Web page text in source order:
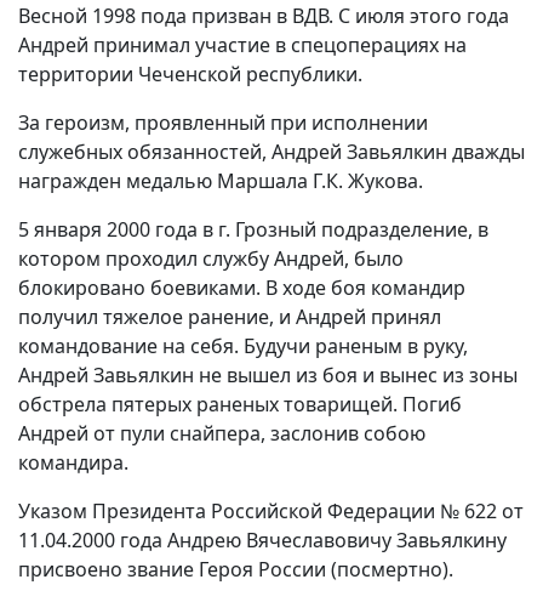
Весной 1998 пода призван в ВДВ. С июля этого года
Андрей принимал участие в спецоперациях на
территории Чеченской республики.
За героизм, проявленный при исполнении
служебных обязанностей, Андрей Завьялкин дважды
награжден медалью Маршала Г.К. Жукова.
5 января 2000 года в г. Грозный подразделение, в
котором проходил службу Андрей, было
блокировано боевиками. В ходе боя командир
получил тяжелое ранение, и Андрей принял
командование на себя. Будучи раненым в руку,
Андрей Завьялкин не вышел из боя и вынес из зоны
обстрела пятерых раненых товарищей. Погиб
Андрей от пули снайпера, заслонив собою
командира.
Указом Президента Российской Федерации № 622 от
11.04.2000 года Андрею Вячеславовичу Завьялкину
присвоено звание Героя России (посмертно).